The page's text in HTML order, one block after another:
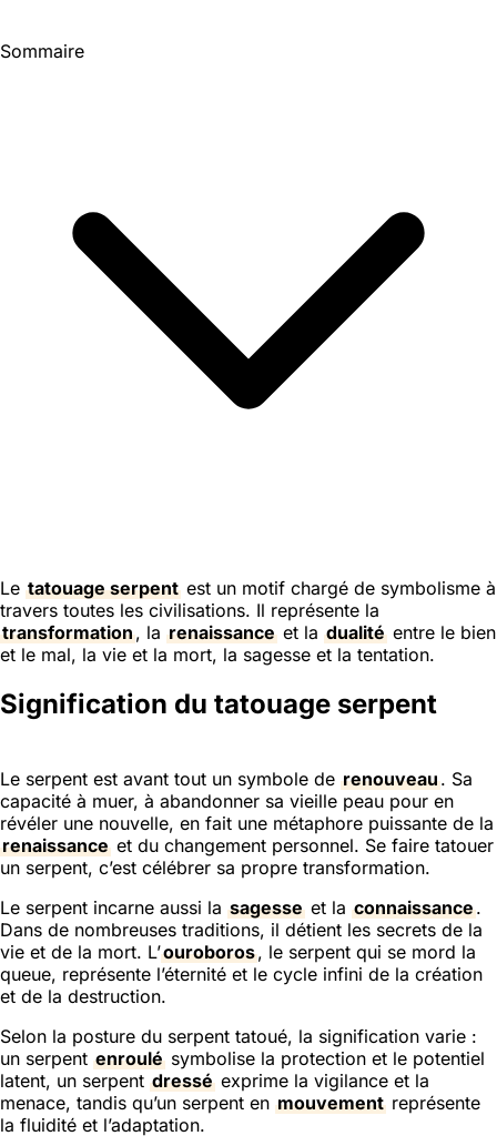
Sommaire
Le tatouage serpent est un motif chargé de symbolisme à
travers toutes les civilisations. Il représente la
transformation, la renaissance et la dualité entre le bien
et le mal, la vie et la mort, la sagesse et la tentation.
Signification du tatouage serpent
Le serpent est avant tout un symbole de renouveau. Sa
capacité à muer, à abandonner sa vieille peau pour en
révéler une nouvelle, en fait une métaphore puissante de la
renaissance et du changement personnel. Se faire tatouer
un serpent, c’est célébrer sa propre transformation.
Le serpent incarne aussi la sagesse et la connaissance.
Dans de nombreuses traditions, il détient les secrets de la
vie et de la mort. L’ouroboros, le serpent qui se mord la
queue, représente l’éternité et le cycle infini de la création
et de la destruction.
Selon la posture du serpent tatoué, la signification varie :
un serpent enroulé symbolise la protection et le potentiel
latent, un serpent dressé exprime la vigilance et la
menace, tandis qu’un serpent en mouvement représente
la fluidité et l’adaptation.